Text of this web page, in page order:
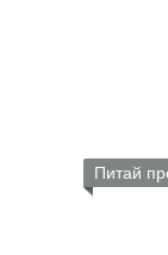
Питай